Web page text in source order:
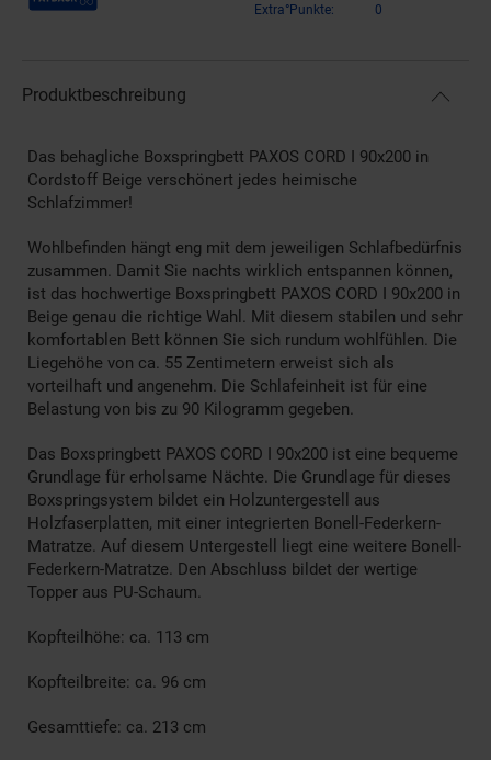
Extra°Punkte:
0
Produktbeschreibung
Das behagliche Boxspringbett PAXOS CORD I 90x200 in
Cordstoff Beige verschönert jedes heimische
Schlafzimmer!
Wohlbefinden hängt eng mit dem jeweiligen Schlafbedürfnis
zusammen. Damit Sie nachts wirklich entspannen können,
ist das hochwertige Boxspringbett PAXOS CORD I 90x200 in
Beige genau die richtige Wahl. Mit diesem stabilen und sehr
komfortablen Bett können Sie sich rundum wohlfühlen. Die
Liegehöhe von ca. 55 Zentimetern erweist sich als
vorteilhaft und angenehm. Die Schlafeinheit ist für eine
Belastung von bis zu 90 Kilogramm gegeben.
Das Boxspringbett PAXOS CORD I 90x200 ist eine bequeme
Grundlage für erholsame Nächte. Die Grundlage für dieses
Boxspringsystem bildet ein Holzuntergestell aus
Holzfaserplatten, mit einer integrierten Bonell-Federkern-
Matratze. Auf diesem Untergestell liegt eine weitere Bonell-
Federkern-Matratze. Den Abschluss bildet der wertige
Topper aus PU-Schaum.
Kopfteilhöhe: ca. 113 cm
Kopfteilbreite: ca. 96 cm
Gesamttiefe: ca. 213 cm